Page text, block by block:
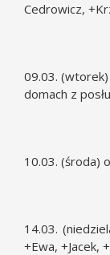
Cedrowicz,
09.03.
domach z
10.03. (środa)
14.03.
+Ewa, +Jacek,